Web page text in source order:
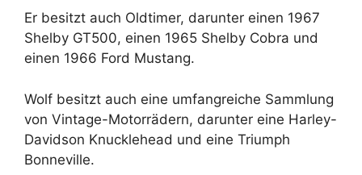
Er besitzt auch Oldtimer, darunter einen 1967
Shelby GT500, einen 1965 Shelby Cobra und
einen 1966 Ford Mustang.
Wolf besitzt auch eine umfangreiche Sammlung
von Vintage-Motorrädern, darunter eine Harley-
Davidson Knucklehead und eine Triumph
Bonneville.